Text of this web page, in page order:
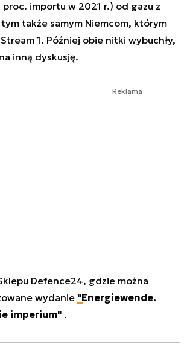
importu w 2021 r.) od gazu z
tym także samym Niemcom, którym
1. Później obie nitki wybuchły,
inną dyskusję.
Reklama
Defence24, gdzie można
wydanie "Energiewende.
imperium" .